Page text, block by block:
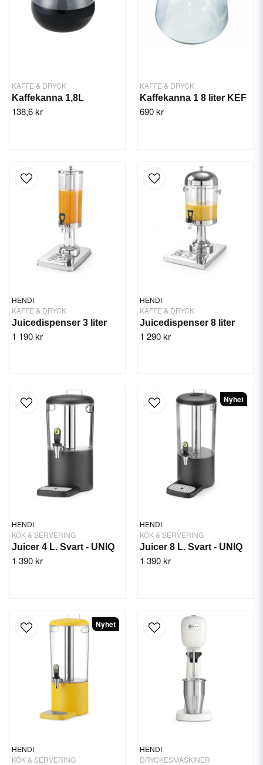
KAFFE & DRYCK
Kaffekanna 1,8L
138,6 kr
KAFFE & DRYCK
Kaffekanna 1 8 liter KEF
690 kr
HENDI
KAFFE & DRYCK
Juicedispenser 3 liter
1 190 kr
HENDI
KAFFE & DRYCK
Juicedispenser 8 liter
1 290 kr
HENDI
KÖK & SERVERING
Juicer 4 L. Svart - UNIQ
1 390 kr
HENDI
KÖK & SERVERING
Juicer 8 L. Svart - UNIQ
1 390 kr
Nyhet
HENDI
KÖK & SERVERING
Nyhet
HENDI
DRYCKESMASKINER